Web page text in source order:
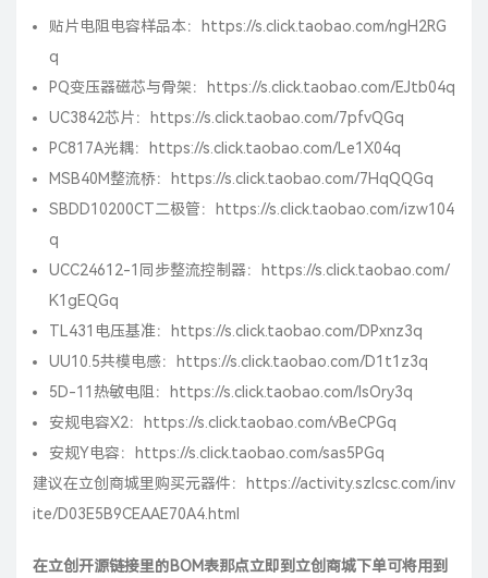
贴片电阻电容样品本：
https://s.click.taobao.com/ngH2RG
q
PQ变压器磁芯与骨架：
https://s.click.taobao.com/EJtb04q
UC3842芯片：
https://s.click.taobao.com/7pfvQGq
PC817A光耦：
https://s.click.taobao.com/Le1X04q
MSB40M整流桥：
https://s.click.taobao.com/7HqQQGq
SBDD10200CT二极管：
https://s.click.taobao.com/izw104
q
UCC24612-1同步整流控制器：
https://s.click.taobao.com/
K1gEQGq
TL431电压基准：
https://s.click.taobao.com/DPxnz3q
UU10.5共模电感：
https://s.click.taobao.com/D1t1z3q
5D-11热敏电阻：
https://s.click.taobao.com/IsOry3q
安规电容X2：
https://s.click.taobao.com/vBeCPGq
安规Y电容：
https://s.click.taobao.com/sas5PGq
建议在立创商城里购买元器件：
https://activity.szlcsc.com/inv
ite/D03E5B9CEAAE70A4.html
在立创开源链接里的BOM表那点立即到立创商城下单可将用到